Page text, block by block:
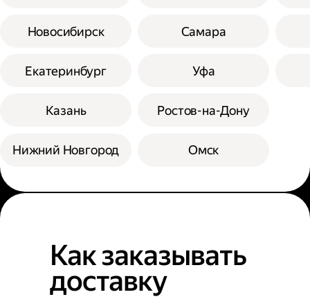
Новосибирск
Екатеринбург
Казань
Нижний Новгород
Самара
Уфа
Ростов-на-Дону
Омск
Как заказывать
доставку